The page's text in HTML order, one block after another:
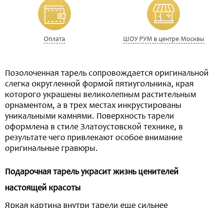
Оплата ШОУ РУМ в центре Москвы
Позолоченная тарель сопровождается оригинальной
слегка округленной формой пятиугольника, края
которого украшены великолепным растительным
орнаментом, а в трех местах инкрустированы
уникальными камнями. Поверхность тарели
оформлена в стиле Златоустовской технике, в
результате чего привлекают особое внимание
оригинальные гравюры.
Подарочная тарель украсит жизнь ценителей
настоящей красоты
Яркая картина внутри тарели еще сильнее